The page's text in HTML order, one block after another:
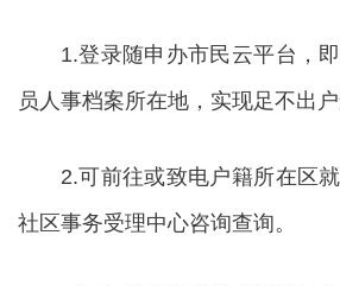
1.登录随申办市民云平台，即
员人事档案所在地，实现足不出户
2.可前往或致电户籍所在区就
社区事务受理中心咨询查询。